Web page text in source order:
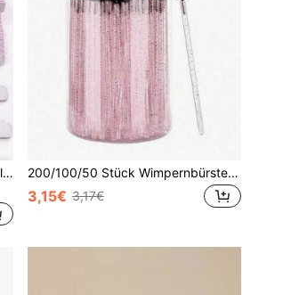
5/10/15/20/25 Stücke professionelle halbmondförmige Nagelfeilen 100/180er Körnung
200/100/50 Stück Wimpernbürsten & Augenbrauenbürsten (einige Spezifikationen mit Behälter), Wimpern-Wand Make-up-Pinsel, Wimpernverlängerung und Augenbrauenbürsten-Set (Rose Schwarz)
3,15€ 3,17€